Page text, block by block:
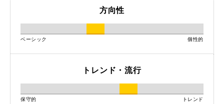
方向性
ベーシック 個性的
トレンド・流行
保守的 トレンド